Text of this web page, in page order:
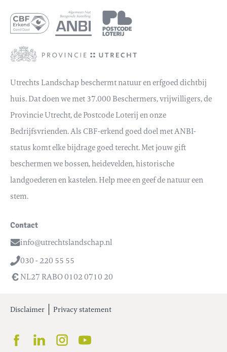
Utrechts Landschap beschermt natuur en erfgoed dichtbij
huis. Dat doen we met 37.000 Beschermers, vrijwilligers, de
Provincie Utrecht, de Postcode Loterij en onze
Bedrijfsvrienden. Als CBF-erkend goed doel met ANBI-
status komt elke bijdrage goed terecht. Met jouw gift
beschermen we bossen, heidevelden, historische
landgoederen en kastelen. Help mee en geef de natuur een
stem.
Contact
Email
info@utrechtslandschap.nl
Telefoon
030 - 220 55 55
NL27 RABO 0102 0710 20
Disclaimer Privacy statement